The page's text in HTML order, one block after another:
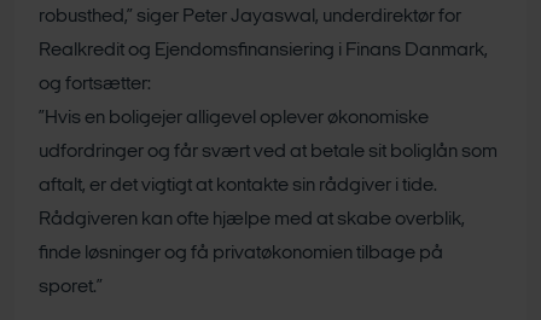
robusthed,” siger Peter Jayaswal, underdirektør for
Realkredit og Ejendomsfinansiering i Finans Danmark,
og fortsætter:
”Hvis en boligejer alligevel oplever økonomiske
udfordringer og får svært ved at betale sit boliglån som
aftalt, er det vigtigt at kontakte sin rådgiver i tide.
Rådgiveren kan ofte hjælpe med at skabe overblik,
finde løsninger og få privatøkonomien tilbage på
sporet.”